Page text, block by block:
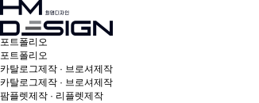
포트폴리오
포트폴리오
카탈로그제작 · 브로셔제작
카탈로그제작 · 브로셔제작
팜플렛제작 · 리플렛제작